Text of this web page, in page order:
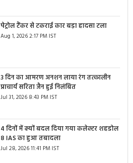
पेट्रोल टैंकर से टकराई कार बड़ा हादसा टला
Aug 1, 2026 2:17 PM IST
3 दिन का आमरण अनशन लाया रंग तत्कालीन
प्राचार्य सरिता जैन हुई निलंबित
Jul 31, 2026 8:43 PM IST
4 दिनों में क्यों बदल दिया गया कलेक्टर शहडोल
8 IAS का हुआ तबादला
Jul 28, 2026 11:41 PM IST